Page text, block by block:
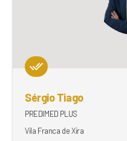
Sérgio Tiago
PREDIMED PLUS
Vila Franca de Xira